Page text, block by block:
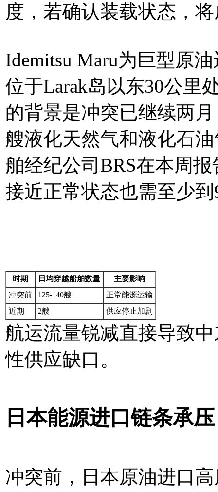
度，若确认装载状态，
Idemitsu Maru为巨型原
位于Larak岛以东30公里
的背景是冲突已继续两
艘液化天然气和液化石
舶经纪公司BRS在本周
接近正常状态也需至少
时期 日均穿越船舶数量
主要影响
冲突前
125-140艘
正常能源运输
近期
2艘 供应停止加剧
航运流量锐减直接导致
性供应缺口。
日本能源进口链条承压
冲突前，日本原油进口